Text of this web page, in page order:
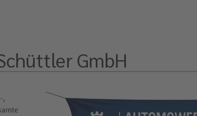
GmbH
,